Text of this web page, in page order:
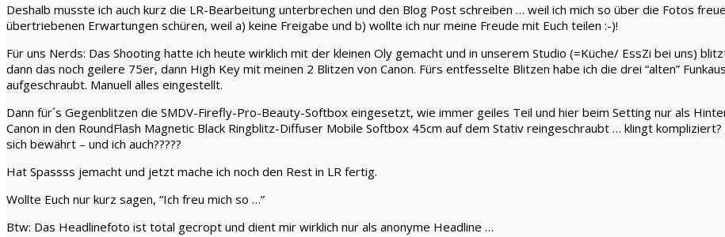
Deshalb musste ich auch kurz die LR-Bearbeitung unterbrechen und den Blog Post schreiben … weil ich mich so über die Fotos
übertriebenen Erwartungen schüren, weil a) keine Freigabe und b) wollte ich nur meine Freude mit Euch teilen :-)!
Für uns Nerds: Das Shooting hatte ich heute wirklich mit der kleinen Oly gemacht und in unserem Studio (=Küche/ EssZi bei uns)
dann das noch geilere 75er, dann High Key mit meinen 2 Blitzen von Canon. Fürs entfesselte Blitzen habe ich die drei “alten”
aufgeschraubt. Manuell alles eingestellt.
Dann für´s Gegenblitzen die SMDV-Firefly-Pro-Beauty-Softbox eingesetzt, wie immer geiles Teil und hier beim Setting nur als
Canon in den RoundFlash Magnetic Black Ringblitz-Diffuser Mobile Softbox 45cm auf dem Stativ reingeschraubt … klingt
sich bewährt – und ich auch?????
Hat Spassss jemacht und jetzt mache ich noch den Rest in LR fertig.
Wollte Euch nur kurz sagen, “Ich freu mich so …”
Btw: Das Headlinefoto ist total gecropt und dient mir wirklich nur als anonyme Headline …